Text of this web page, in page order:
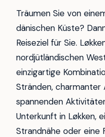
Träumen Sie von
dänischen Küste?
Reiseziel für Sie.
nordjütländischen
einzigartige
Stränden, charmanter
spannenden
Unterkunft in Løkken,
Strandnähe oder eine